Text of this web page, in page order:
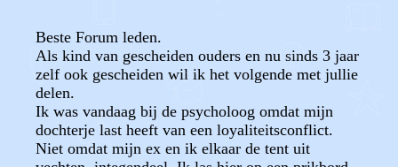
Beste Forum leden.
Als kind van gescheiden ouders en nu sinds 3 jaar
zelf ook gescheiden wil ik het volgende met jullie
delen.
Ik was vandaag bij de psycholoog omdat mijn
dochterje last heeft van een loyaliteitsconflict.
Niet omdat mijn ex en ik elkaar de tent uit